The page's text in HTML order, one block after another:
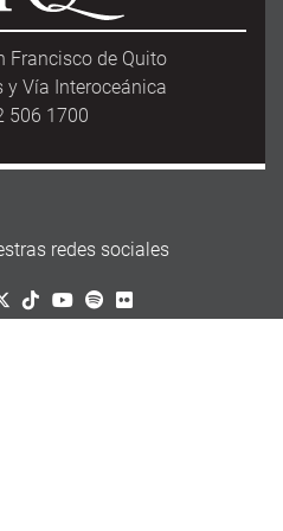
Francisco de Quito
y Vía Interoceánica
506 1700
redes sociales